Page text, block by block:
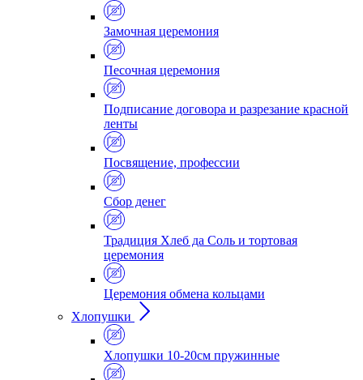
Замочная церемония
Песочная церемония
Подписание договора и разрезание красной
ленты
Посвящение, профессии
Сбор денег
Традиция Хлеб да Соль и тортовая
церемония
Церемония обмена кольцами
Хлопушки
Хлопушки 10-20см пружинные